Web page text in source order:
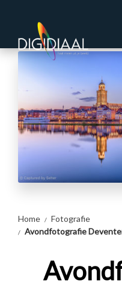
Home
Fotografie
Avondfotografie